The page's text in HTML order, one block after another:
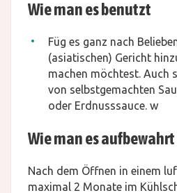
Wie man es benutzt
Füg es ganz nach
(asiatischen) Gericht
machen möchtest. Auch
von selbstgemachten
oder Erdnusssauce. w
Wie man es aufbewahrt
Nach dem Öffnen in einem
maximal 2 Monate im